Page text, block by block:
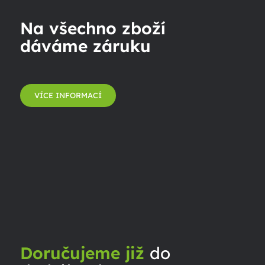
Na všechno zboží
dáváme záruku
VÍCE INFORMACÍ
Doručujeme již do